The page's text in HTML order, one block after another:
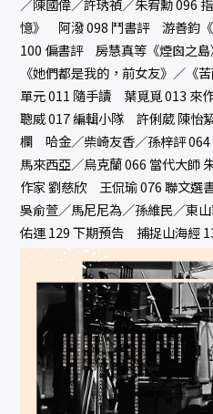
／陳國偉／許琇禎／朱宥勳 096
憶》 阿潑 098 鬥書評 游善鈞
100 偏書評 房慧真等《煙囪之
《她們都是我的，前女友》／《
單元 011 隨手讀 葉覓覓 013
聰威 017 編輯小隊 許俐葳 陳怡
欄 哈金／柴崎友香／孫梓評 064
馬來西亞／烏克蘭 066 當代大師
作家 劉慈欣 王侃瑜 076 聯文選
吳俞萱／馬尼尼為／孫維民／東
佑運 129 下期預告 捕捉山海經